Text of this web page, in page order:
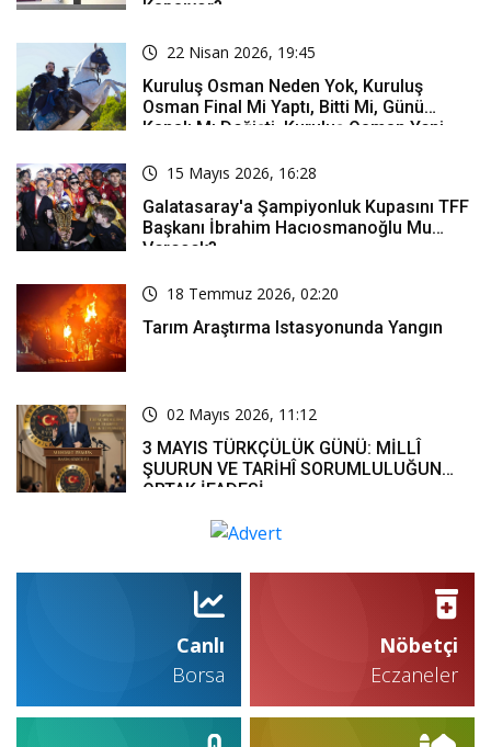
Kapsıyor?
22 Nisan 2026, 19:45
Kuruluş Osman Neden Yok, Kuruluş
Osman Final Mi Yaptı, Bitti Mi, Günü
Kanalı Mı Değişti, Kuruluş Osman Yeni
15 Mayıs 2026, 16:28
Galatasaray'a Şampiyonluk Kupasını TFF
Başkanı İbrahim Hacıosmanoğlu Mu
Verecek?
18 Temmuz 2026, 02:20
Tarım Araştırma Istasyonunda Yangın
02 Mayıs 2026, 11:12
3 MAYIS TÜRKÇÜLÜK GÜNÜ: MİLLÎ
ŞUURUN VE TARİHÎ SORUMLULUĞUN
ORTAK İFADESİ
Canlı
Borsa
Nöbetçi
Eczaneler